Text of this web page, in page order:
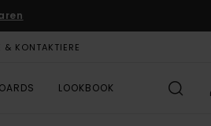
& KONTAKTIERE
LOOKBOOK